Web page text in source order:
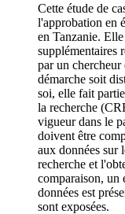
Cette étude de
l'approbation en
en Tanzanie.
supplémentaires
par un chercheur
démarche soit
soi, elle fait
la recherche
vigueur dans le
doivent être
aux données sur
recherche et
comparaison, un
données est
sont exposées.